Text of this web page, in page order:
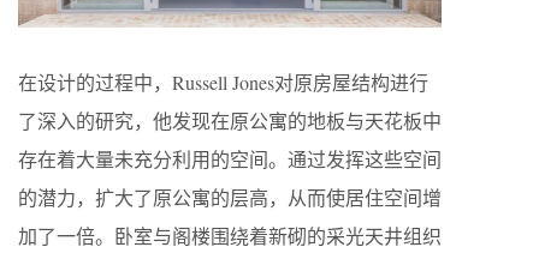
在设计的过程中，Russell Jones对原房屋结构进行
了深入的研究，他发现在原公寓的地板与天花板中
存在着大量未充分利用的空间。通过发挥这些空间
的潜力，扩大了原公寓的层高，从而使居住空间增
加了一倍。卧室与阁楼围绕着新砌的采光天井组织